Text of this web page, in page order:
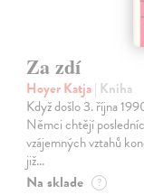
Za zdí
Hoyer Katja| Kniha
Když došlo 3. října
Němci chtějí
vzájemných vztahů
již…
Na sklade ?